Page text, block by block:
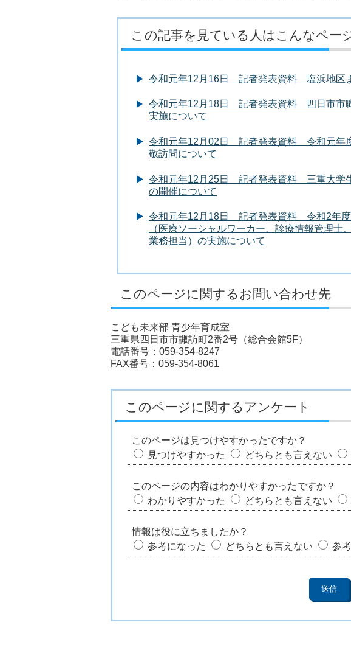
この記事を見ている人はこんなペー
令和元年12月16日 記者発表資料 塩浜地区
令和元年12月18日 記者発表資料 四日市市
実施について
令和元年12月02日 記者発表資料 令和元年
敬訪問について
令和元年12月25日 記者発表資料 三重大学
の開催について
令和元年12月18日 記者発表資料 令和2年度
（医療ソーシャルワーカー、診療情報管理士
業務担当）の実施について
このページに関するお問い合わせ先
こども未来部 青少年育成室
三重県四日市市諏訪町2番2号（総合会館5F）
電話番号：059-354-8247
FAX番号：059-354-8061
このページに関するアンケート
このページは見つけやすかったですか？
見つけやすかった
どちらとも言えない
このページの内容はわかりやすかったですか？
わかりやすかった
どちらとも言えない
情報は役に立ちましたか？
参考になった
どちらとも言えない 参